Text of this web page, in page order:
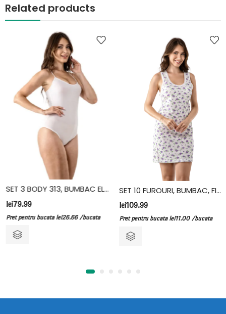
Related products
SET 3 BODY 313, BUMBAC ELASTAN, VIVALDI
lei79.99
Pret pentru bucata lei26.66 /bucata
SET 10 FUROURI, BUMBAC, FIDAN
lei109.99
Pret pentru bucata lei11.00 /bucata